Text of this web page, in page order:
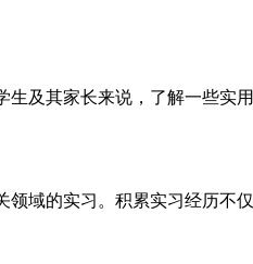
及其家长来说，了解一些
域的实习。积累实习经历不